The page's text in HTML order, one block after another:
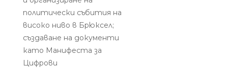
политически събития на
високо ниво в Брюксел;
създаване на документи
като Манифеста за
Цифрови